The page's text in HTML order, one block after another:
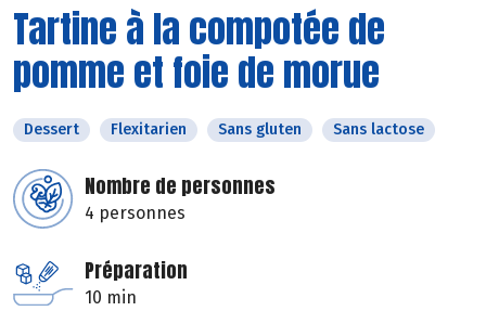
Tartine à la compotée de
pomme et foie de morue
Dessert Flexitarien Sans gluten Sans lactose
Nombre de personnes
4 personnes
Préparation
10 min